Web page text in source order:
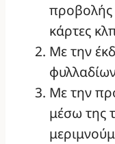
προβολής
κάρτες
Με την
Με την
μέσω της